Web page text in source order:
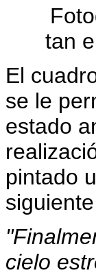
tan
El
se le
estado
pintado
cielo